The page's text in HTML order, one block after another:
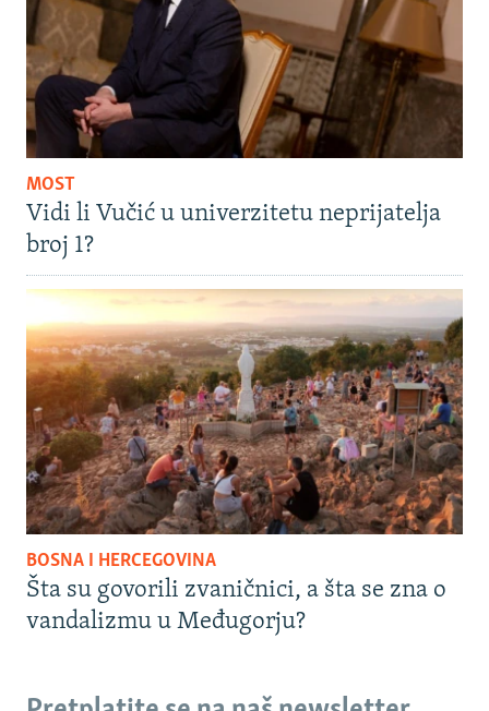
MOST
Vidi li Vučić u univerzitetu neprijatelja
broj 1?
BOSNA I HERCEGOVINA
Šta su govorili zvaničnici, a šta se zna o
vandalizmu u Međugorju?